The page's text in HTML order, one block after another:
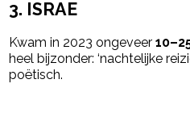
3. ISRAE
Kwam in 2023 ongeveer
heel bijzonder: ‘nachtelijke
poëtisch.